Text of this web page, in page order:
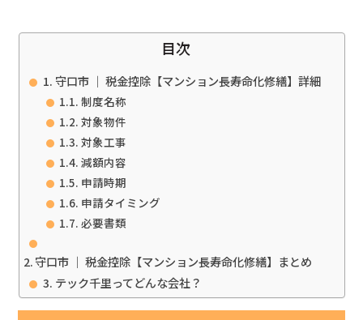
目次
守口市 ｜ 税金控除【マンション長寿命化修繕】詳細
制度名称
対象物件
対象工事
減額内容
申請時期
申請タイミング
必要書類
守口市 ｜ 税金控除【マンション長寿命化修繕】まとめ
テック千里ってどんな会社？